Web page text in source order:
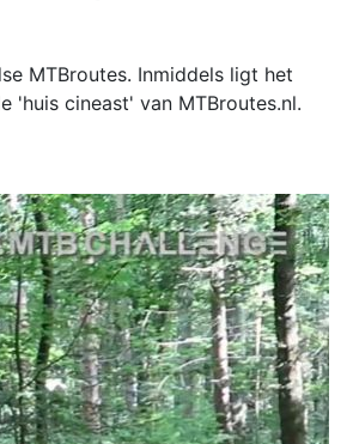
MTBroutes. Inmiddels ligt het
'huis cineast' van MTBroutes.nl.